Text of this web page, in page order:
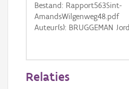
Basis Lagen
Ortho
GRB-Basiskaart
Bestand: Rapport563Sint-
AmandsWilgenweg48.pdf
Auteur(s): BRUGGEMAN
Relaties